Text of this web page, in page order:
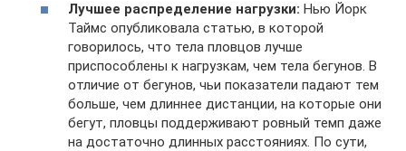
Лучшее распределение нагрузки: Нью Йорк
Таймс опубликовала статью, в которой
говорилось, что тела пловцов лучше
приспособлены к нагрузкам, чем тела бегунов. В
отличие от бегунов, чьи показатели падают тем
больше, чем длиннее дистанции, на которые они
бегут, пловцы поддерживают ровный темп даже
на достаточно длинных расстояниях. По сути,